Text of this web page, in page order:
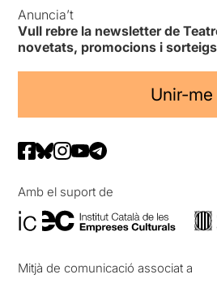
Anuncia’t
Vull rebre la newsletter de
novetats, promocions i sorteigs
Unir-me
Amb el suport de
Mitjà de comunicació associat a